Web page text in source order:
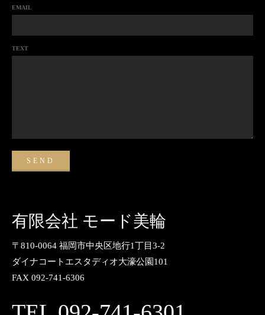
EMAIL
TEXT
有限会社 モード美輪
〒810-0064 福岡市中央区地行1丁目3-2
ダイナコートエスタディオ大濠公園101
FAX 092-741-6306